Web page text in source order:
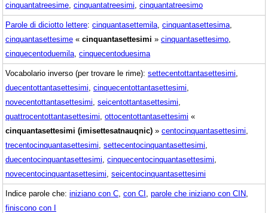
cinquantatreesime cinquantatreesimi cinquantatreesimo
Parole di diciotto lettere: cinquantasettemila cinquantasettesima
cinquantasettesime « cinquantasettesimi » cinquantasettesimo
cinquecentoduemila cinquecentoduesima
Vocabolario inverso (per trovare le rime): settecentottantasettesimi
duecentottantasettesimi cinquecentottantasettesimi
novecentottantasettesimi seicentottantasettesimi
quattrocentottantasettesimi ottocentottantasettesimi «
cinquantasettesimi (imisettesatnauqnic) » centocinquantasettesimi
trecentocinquantasettesimi settecentocinquantasettesimi
duecentocinquantasettesimi cinquecentocinquantasettesimi
novecentocinquantasettesimi seicentocinquantasettesimi
Indice parole che: iniziano con C con CI parole che iniziano con CIN
finiscono con I